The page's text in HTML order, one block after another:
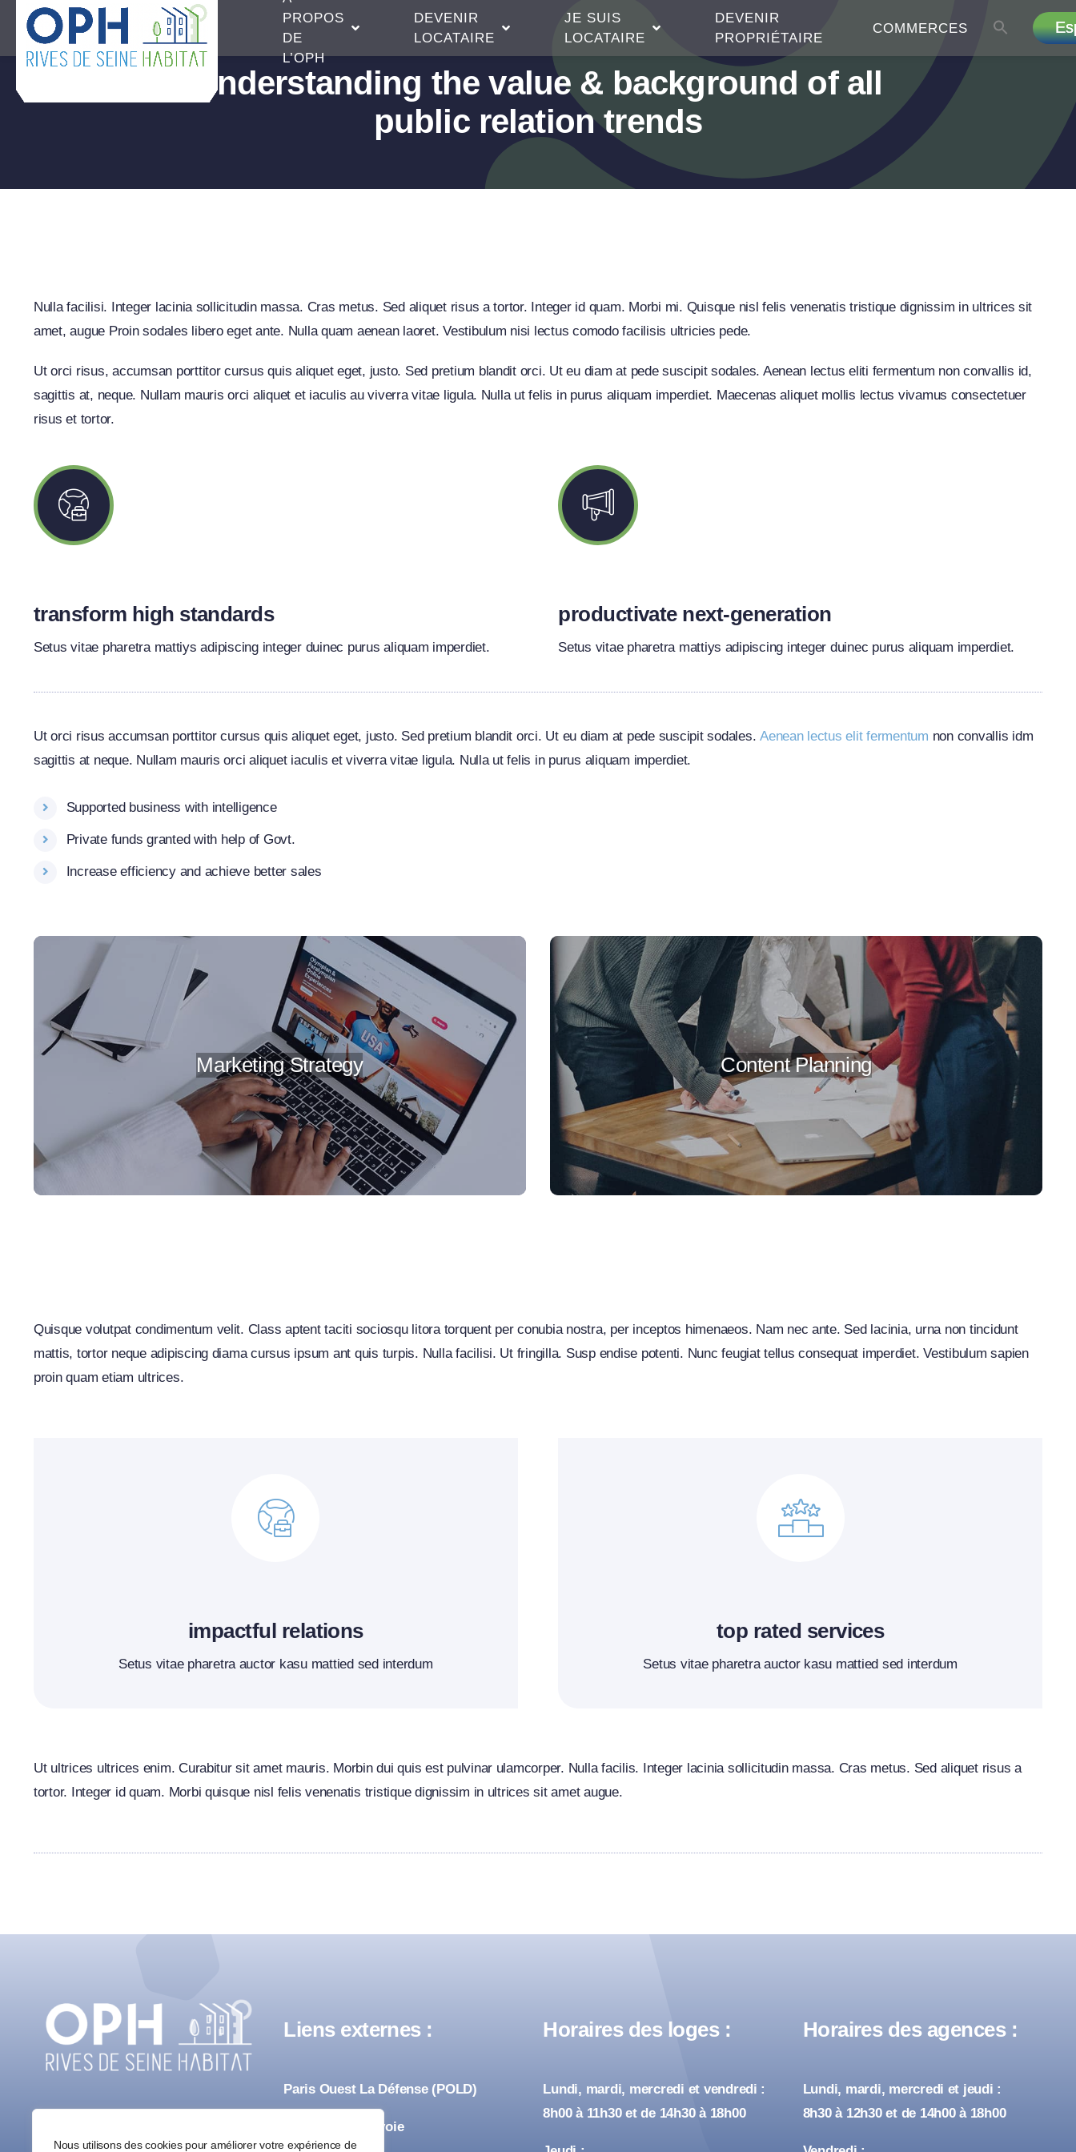
Nous utilisons des cookies pour améliorer votre expérience de
PROPOS
DE
L’OPH
DEVENIR
LOCATAIRE
JE SUIS
LOCATAIRE
DEVENIR
PROPRIÉTAIRE
COMMERCES
Passer
contenu
Understanding the value & background of all
public relation trends
Nulla facilisi. Integer lacinia sollicitudin massa. Cras metus. Sed aliquet risus a tortor. Integer id quam. Morbi mi. Quisque nisl felis venenatis tristique dignissim in ultrices sit
amet, augue Proin sodales libero eget ante. Nulla quam aenean laoret. Vestibulum nisi lectus comodo facilisis ultricies pede.
Ut orci risus, accumsan porttitor cursus quis aliquet eget, justo. Sed pretium blandit orci. Ut eu diam at pede suscipit sodales. Aenean lectus eliti fermentum non convallis id,
sagittis at, neque. Nullam mauris orci aliquet et iaculis au viverra vitae ligula. Nulla ut felis in purus aliquam imperdiet. Maecenas aliquet mollis lectus vivamus consectetuer
risus et tortor.
transform high standards
Setus vitae pharetra mattiys adipiscing integer duinec purus aliquam imperdiet.
productivate next-generation
Setus vitae pharetra mattiys adipiscing integer duinec purus aliquam imperdiet.
Ut orci risus accumsan porttitor cursus quis aliquet eget, justo. Sed pretium blandit orci. Ut eu diam at pede suscipit sodales.Aenean lectus elit fermentum non convallis idm
sagittis at neque. Nullam mauris orci aliquet iaculis et viverra vitae ligula. Nulla ut felis in purus aliquam imperdiet.
Supported business with intelligence
Private funds granted with help of Govt.
Increase efficiency and achieve better sales
Marketing Strategy Content Planning
Quisque volutpat condimentum velit. Class aptent taciti sociosqu litora torquent per conubia nostra, per inceptos himenaeos. Nam nec ante. Sed lacinia, urna non tincidunt
mattis, tortor neque adipiscing diama cursus ipsum ant quis turpis. Nulla facilisi. Ut fringilla. Susp endise potenti. Nunc feugiat tellus consequat imperdiet. Vestibulum sapien
proin quam etiam ultrices.
impactful relations
Setus vitae pharetra auctor kasu mattied sed interdum
top rated services
Setus vitae pharetra auctor kasu mattied sed interdum
Ut ultrices ultrices enim. Curabitur sit amet mauris. Morbin dui quis est pulvinar ulamcorper. Nulla facilis. Integer lacinia sollicitudin massa. Cras metus. Sed aliquet risus a
tortor. Integer id quam. Morbi quisque nisl felis venenatis tristique dignissim in ultrices sit amet augue.
Liens externes :
Paris Ouest La Défense (POLD)
Ville de Courbevoie
Horaires des loges :
Lundi, mardi, mercredi et vendredi :
8h00 à 11h30 et de 14h30 à 18h00
Horaires des agences :
Lundi, mardi, mercredi et jeudi :
8h30 à 12h30 et de 14h00 à 18h00